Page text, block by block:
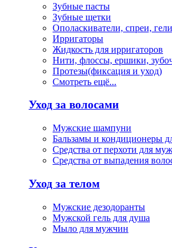
Зубные пасты
Зубные щетки
Ополаскиватели, спреи,
Ирригаторы
Жидкость для ирригаторов
Нити, флосcы, ершики,
Протезы(фиксация и уход)
Смотреть ещё...
Уход за волосами
Мужские шампуни
Бальзамы и кондиционеры
Средства от перхоти для
Средства от выпадения
Уход за телом
Мужские дезодоранты
Мужской гель для душа
Мыло для мужчин